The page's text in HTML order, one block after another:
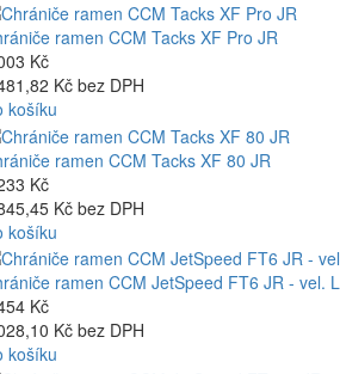
ramen CCM Tacks XF Pro JR
Kč
Kč bez DPH
košíku
ramen CCM Tacks XF 80 JR
Kč
Kč bez DPH
košíku
ramen CCM JetSpeed FT6 JR - vel. L
Kč
Kč bez DPH
košíku